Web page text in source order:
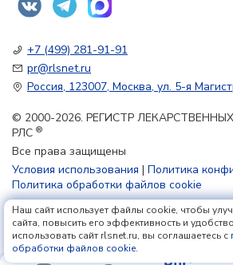
+7 (499) 281-91-91
pr@rlsnet.ru
Россия, 123007, Москва, ул. 5-я
© 2000-2026. РЕГИСТР
РЛС ®
Все права защищены
Условия использования | Политика
Политика обработки файлов cookie
Наш сайт использует файлы cookie, чтобы
сайта, повысить его эффективность и
использовать сайт rlsnet.ru, вы соглашаетесь с
обработки файлов cookie.